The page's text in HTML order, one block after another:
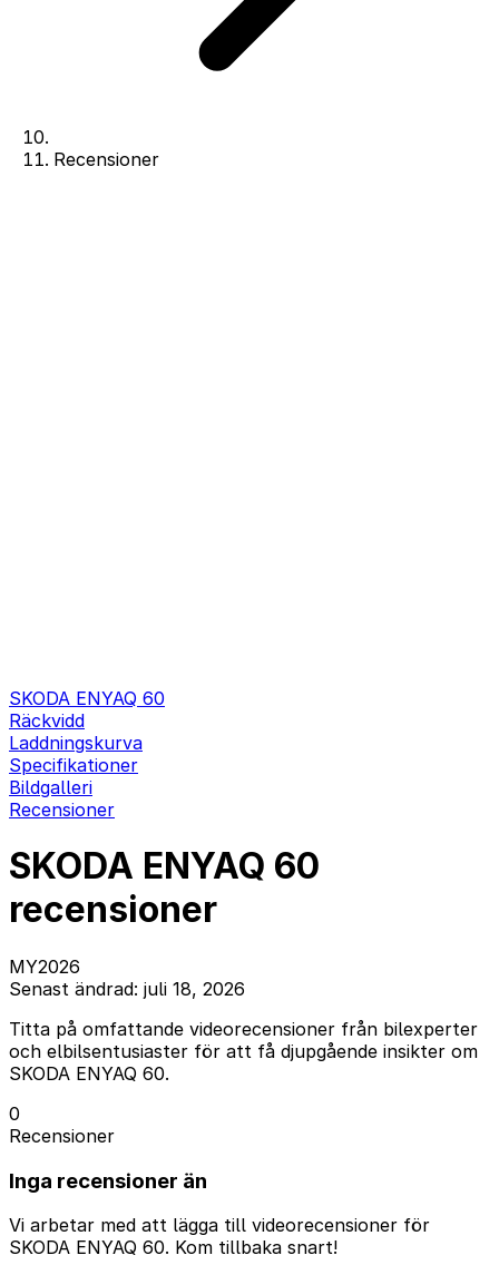
Recensioner
SKODA ENYAQ 60
Räckvidd
Laddningskurva
Specifikationer
Bildgalleri
Recensioner
SKODA ENYAQ 60
recensioner
MY2026
Senast ändrad: juli 18, 2026
Titta på omfattande videorecensioner från bilexperter
och elbilsentusiaster för att få djupgående insikter om
SKODA ENYAQ 60.
0
Recensioner
Inga recensioner än
Vi arbetar med att lägga till videorecensioner för
SKODA ENYAQ 60. Kom tillbaka snart!